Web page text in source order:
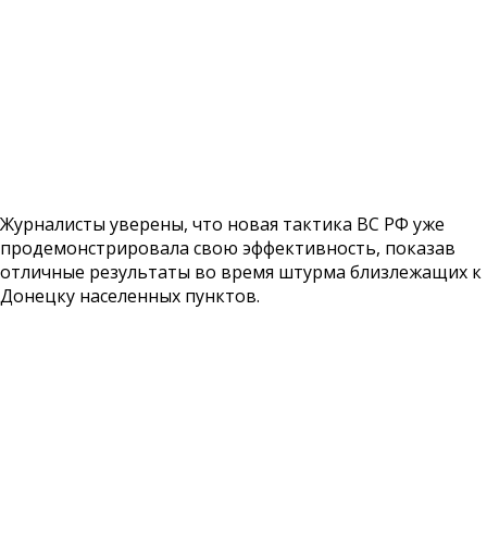
Журналисты уверены, что новая тактика ВС РФ уже
продемонстрировала свою эффективность, показав
отличные результаты во время штурма близлежащих к
Донецку населенных пунктов.